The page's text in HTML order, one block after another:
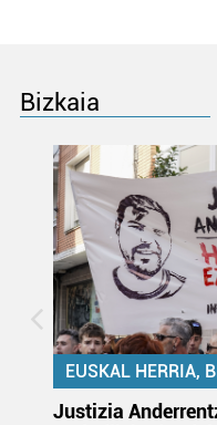
Bizkaia
EUSKAL HERRIA,
Justizia